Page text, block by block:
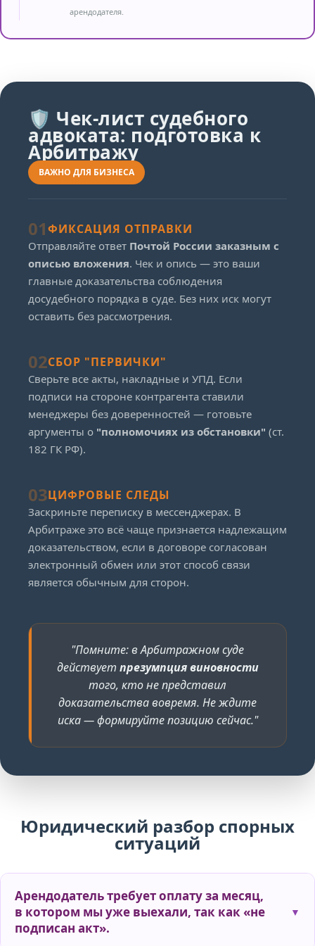
арендодателя.
🛡️ Чек-лист судебного
адвоката: подготовка к
Арбитражу
ВАЖНО ДЛЯ БИЗНЕСА
01ФИКСАЦИЯ ОТПРАВКИ
Отправляйте ответ Почтой России заказным с
описью вложения. Чек и опись — это ваши
главные доказательства соблюдения
досудебного порядка в суде. Без них иск могут
оставить без рассмотрения.
02СБОР "ПЕРВИЧКИ"
Сверьте все акты, накладные и УПД. Если
подписи на стороне контрагента ставили
менеджеры без доверенностей — готовьте
аргументы о "полномочиях из обстановки" (ст.
182 ГК РФ).
03ЦИФРОВЫЕ СЛЕДЫ
Заскриньте переписку в мессенджерах. В
Арбитраже это всё чаще признается надлежащим
доказательством, если в договоре согласован
электронный обмен или этот способ связи
является обычным для сторон.
"Помните: в Арбитражном суде
действует презумпция виновности
того, кто не представил
доказательства вовремя. Не ждите
иска — формируйте позицию сейчас."
Юридический разбор спорных
ситуаций
Арендодатель требует оплату за месяц,
в котором мы уже выехали, так как «не
подписан акт».